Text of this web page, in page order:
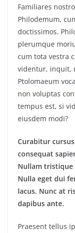
Familiares
Philodemum,
doctissimos.
plerumque
cum tota vestra
videntur, inquit,
Ptolomaeum
non voluptas
tempus est, si
eiusdem modi?
Curabitur
consequat
Nullam tristique
Nulla eget dui
lacus. Nunc at
dapibus ante.
Praesent tellus